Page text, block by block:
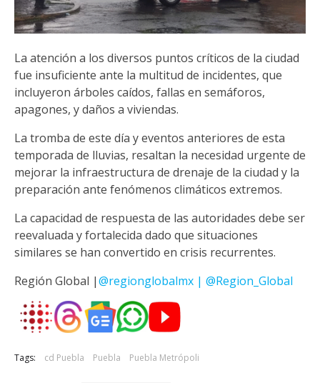
La atención a los diversos puntos críticos de la ciudad
fue insuficiente ante la multitud de incidentes, que
incluyeron árboles caídos, fallas en semáforos,
apagones, y daños a viviendas.
La tromba de este día y eventos anteriores de esta
temporada de lluvias, resaltan la necesidad urgente de
mejorar la infraestructura de drenaje de la ciudad y la
preparación ante fenómenos climáticos extremos.
La capacidad de respuesta de las autoridades debe ser
reevaluada y fortalecida dado que situaciones
similares se han convertido en crisis recurrentes.
Región Global |@regionglobalmx | @Region_Global
Tags: cd Puebla Puebla Puebla Metrópoli